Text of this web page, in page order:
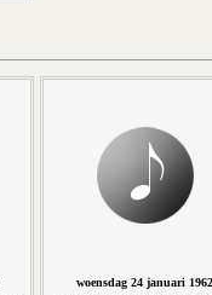
woensdag 24 januari 1962